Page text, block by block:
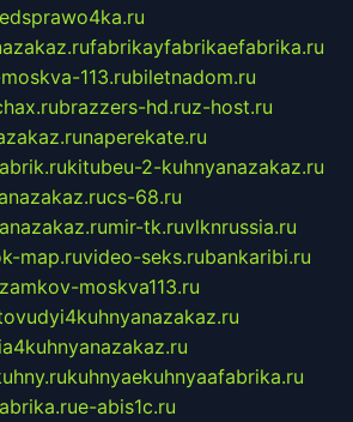
fabrikayfabrikaefabrika.ru
113.rubiletnadom.ru
brazzers-hd.ruz-host.ru
naperekate.ru
kitubeu-2-kuhnyanazakaz.ru
cs-68.ru
mir-tk.ruvlknrussia.ru
map.ruvideo-seks.rubankaribi.ru
moskva113.ru
kuhnyaekuhnyaafabrika.ru
e-abis1c.ru